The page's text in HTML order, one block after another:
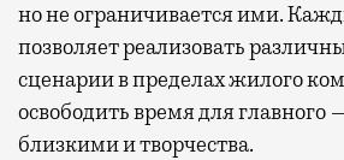
но не ограничивается ими.
позволяет реализовать
сценарии в пределах жилого
освободить время для главного
близкими и творчества.